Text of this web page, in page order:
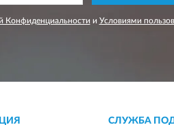
Конфиденциальности и Условиями
СЛУЖБА